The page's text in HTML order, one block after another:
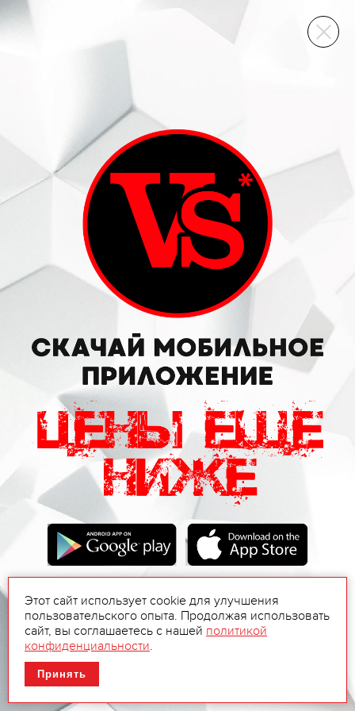
ВИННЫЙ СКЛАД
Этот сайт использует cookie для улучшения
пользовательского опыта. Продолжая использовать
сайт, вы соглашаетесь с нашей политикой
конфиденциальности.
Принять